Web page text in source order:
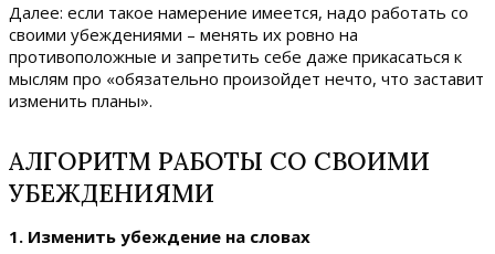
Далее: если такое намерение имеется, надо работать со
своими убеждениями – менять их ровно на
противоположные и запретить себе даже прикасаться к
мыслям про «обязательно произойдет нечто, что заставит
изменить планы».
АЛГОРИТМ РАБОТЫ СО СВОИМИ
УБЕЖДЕНИЯМИ
1. Изменить убеждение на словах